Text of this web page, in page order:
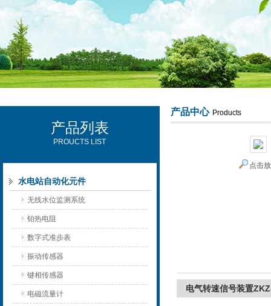
西安可雷可水电设备有限公司
产品列表
PROUCTS LIST
水电站自动化元件
无线水位监测系统
铂热电阻
数字式准步表
振动传感器
键相传感器
电磁流量计
产品中心 Products
点击
电气转速信号装置